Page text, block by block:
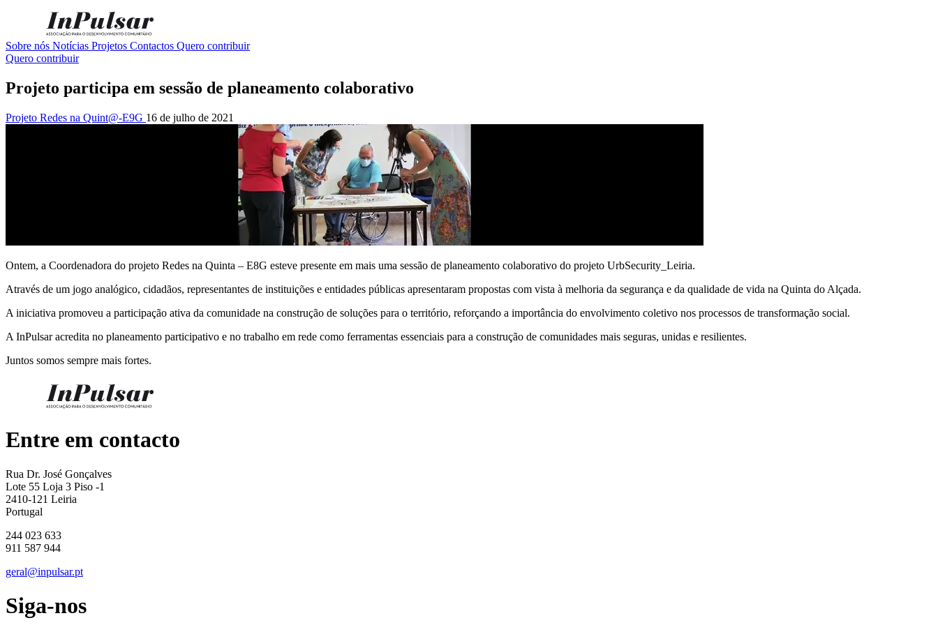
Sobre nós Notícias Projetos Contactos Quero contribuir
Quero contribuir
Projeto participa em sessão de planeamento colaborativo
Projeto Redes na Quint@-E9G 16 de julho de 2021
Ontem, a Coordenadora do projeto Redes na Quinta – E8G esteve presente em mais uma sessão de planeamento colaborativo do projeto UrbSecurity_Leiria.
Através de um jogo analógico, cidadãos, representantes de instituições e entidades públicas apresentaram propostas com vista à melhoria da segurança e da qualidade de vida na Quinta do Alçada.
A iniciativa promoveu a participação ativa da comunidade na construção de soluções para o território, reforçando a importância do envolvimento coletivo nos processos de transformação social.
A InPulsar acredita no planeamento participativo e no trabalho em rede como ferramentas essenciais para a construção de comunidades mais seguras, unidas e resilientes.
Juntos somos sempre mais fortes.
Entre em contacto
Rua Dr. José Gonçalves
Lote 55 Loja 3 Piso -1
2410-121 Leiria
Portugal
244 023 633
911 587 944
geral@inpulsar.pt
Siga-nos